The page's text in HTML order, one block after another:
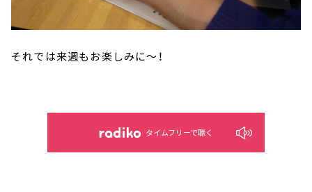
それでは来週もお楽しみに～！
タイムフリーで聴く